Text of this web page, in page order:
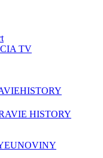
TV
HISTORY
HISTORY
EUNOVINY